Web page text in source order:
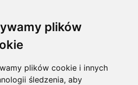
plików
plików cookie i innych
śledzenia, aby
o nowościach i
w każdej chwili. W tym celu
w naszej informacji